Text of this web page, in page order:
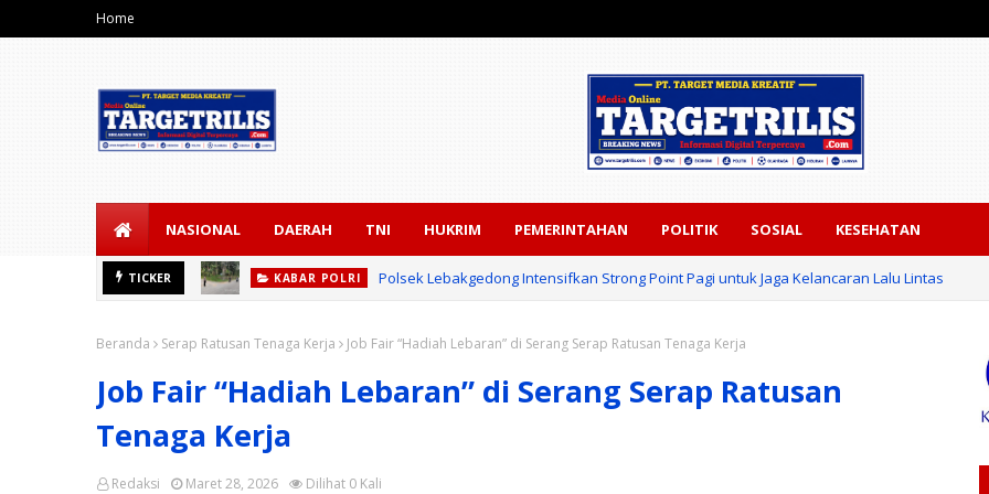
Home
NASIONAL DAERAH TNI HUKRIM PEMERINTAHAN POLITIK SOSIAL KESEHATAN
TICKER KABAR POLRI Polsek Lebakgedong Intensifkan Strong Point Pagi untuk Jaga Kelancaran Lalu Lintas
Beranda Serap Ratusan Tenaga Kerja Job Fair “Hadiah Lebaran” di Serang Serap Ratusan Tenaga Kerja
Job Fair “Hadiah Lebaran” di Serang Serap Ratusan
Tenaga Kerja
Redaksi Dilihat 0 Kali
Maret 28, 2026